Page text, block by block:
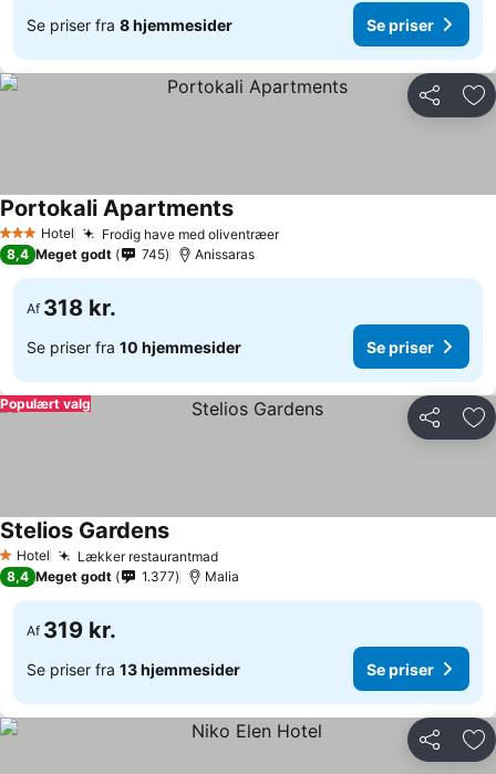
Se priser fra 8 hjemmesider Se priser
Del
3 StjernerHotel Frodig have med oliventræer
Portokali Apartments
8,4 Meget godt 745 Anissaras
Af 318 kr.
Se priser fra 10 hjemmesider Se priser
Del
Populært valg
1 Stjerner
Hotel Lækker restaurantmad
Stelios Gardens
8,4 Meget godt 1.377 Malia
Af 319 kr.
Se priser fra 13 hjemmesider Se priser
Del